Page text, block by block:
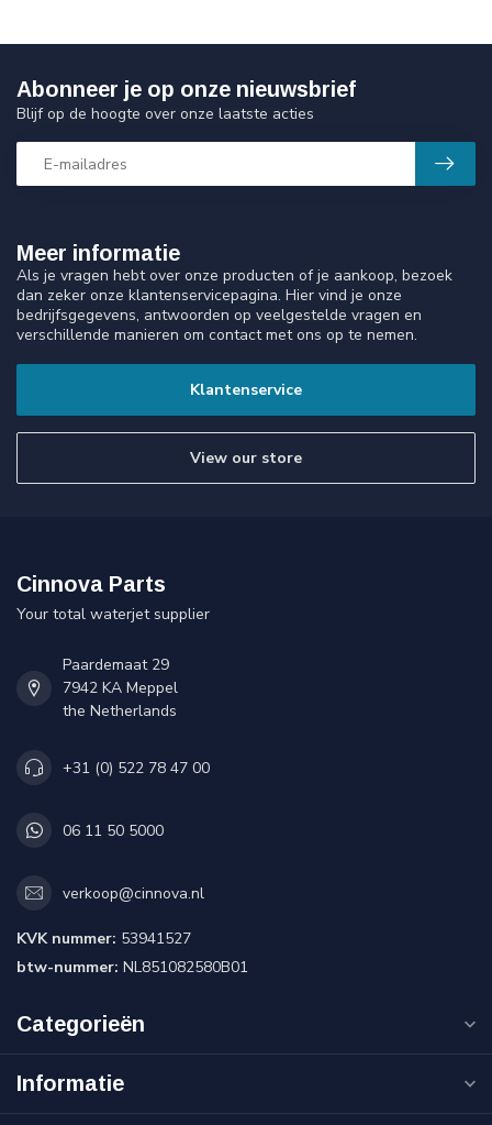
Meer informatie
Als je vragen hebt over onze producten of je aankoop, bezoek
dan zeker onze klantenservicepagina. Hier vind je onze
bedrijfsgegevens, antwoorden op veelgestelde vragen en
verschillende manieren om contact met ons op te nemen.
Klantenservice
View our store
Abonneer je op onze nieuwsbrief
Blijf op de hoogte over onze laatste acties
Cinnova Parts
Your total waterjet supplier
Paardemaat 29
7942 KA Meppel
the Netherlands
+31 (0) 522 78 47 00
06 11 50 5000
verkoop@cinnova.nl
KVK nummer: 53941527
btw-nummer: NL851082580B01
Categorieën
Informatie